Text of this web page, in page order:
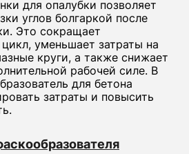
для опалубки позволяет
углов болгаркой после
Это сокращает
уменьшает затраты на
круги, а также снижает
рабочей силе. В
для бетона
затраты и повысить